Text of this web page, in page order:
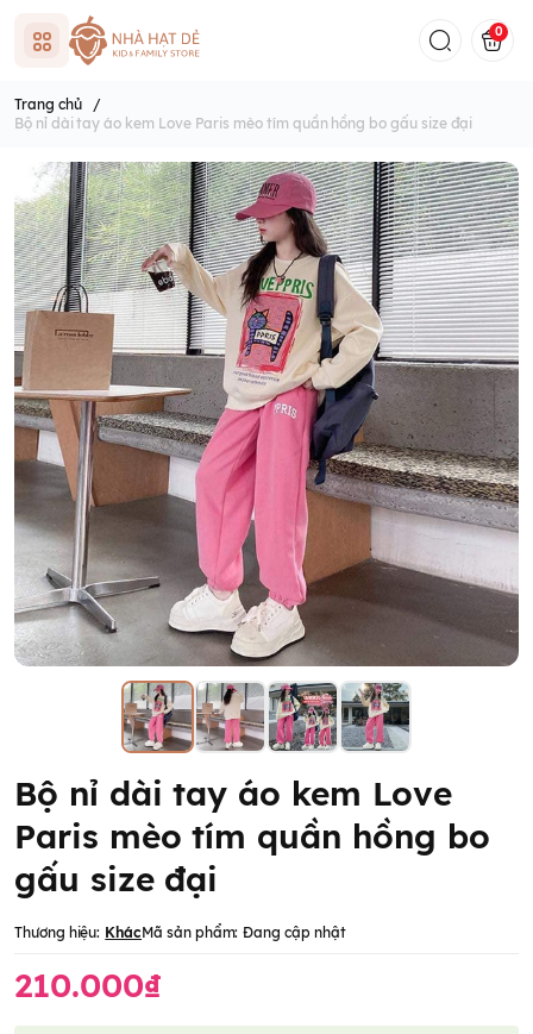
0
Trang chủ
/
Bộ nỉ dài tay áo kem Love Paris mèo tím quần hồng bo gấu size đại
Bộ nỉ dài tay áo kem Love
Paris mèo tím quần hồng bo
gấu size đại
Thương hiệu: KhácMã sản phẩm: Đang cập nhật
210.000₫